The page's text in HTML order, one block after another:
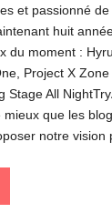
et passionné
huit
du moment :
Project X
Stage All
que les
notre vision